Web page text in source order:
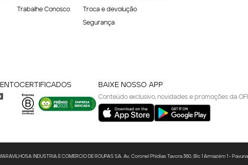
Trabalhe Conosco Troca e devolução
Segurança
CERTIFICADOS BAIXE NOSSO APP
Conteúdo exclusivo, novidades e promoções da
INDUSTRIA E COMERCIO DE ROUPAS SA. Av. Coronel Phidias Tavora 360, Blc 1 Armazém 1 -